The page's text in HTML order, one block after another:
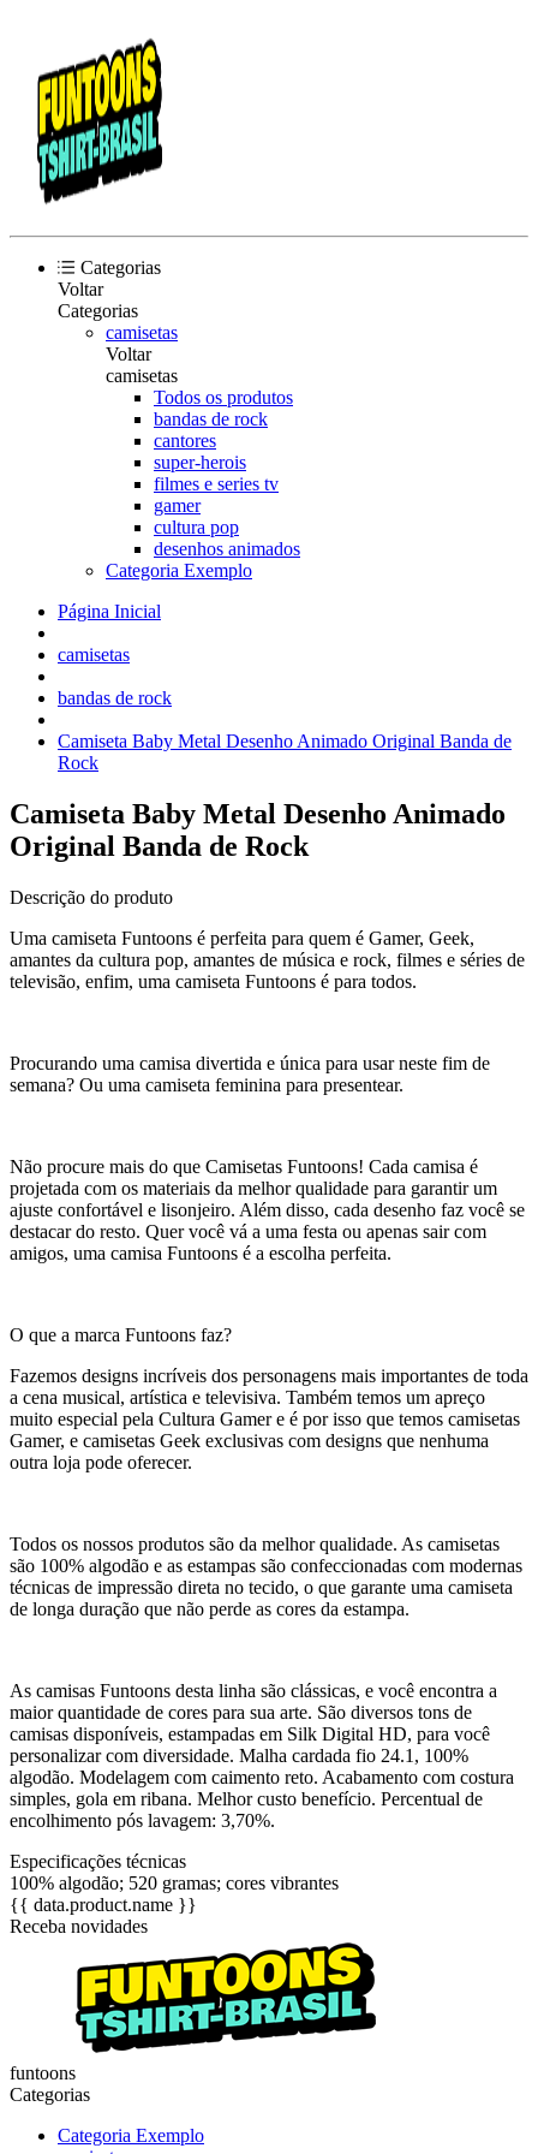
Categorias
Voltar
Categorias
camisetas
Voltar
camisetas
Todos os produtos
bandas de rock
cantores
super-herois
filmes e series tv
gamer
cultura pop
desenhos animados
Categoria Exemplo
Página Inicial
camisetas
bandas de rock
Camiseta Baby Metal Desenho Animado Original Banda de
Rock
Camiseta Baby Metal Desenho Animado
Original Banda de Rock
Descrição do produto
Uma camiseta Funtoons é perfeita para quem é Gamer, Geek,
amantes da cultura pop, amantes de música e rock, filmes e séries de
televisão, enfim, uma camiseta Funtoons é para todos.
Procurando uma camisa divertida e única para usar neste fim de
semana? Ou uma camiseta feminina para presentear.
Não procure mais do que Camisetas Funtoons! Cada camisa é
projetada com os materiais da melhor qualidade para garantir um
ajuste confortável e lisonjeiro. Além disso, cada desenho faz você se
destacar do resto. Quer você vá a uma festa ou apenas sair com
amigos, uma camisa Funtoons é a escolha perfeita.
O que a marca Funtoons faz?
Fazemos designs incríveis dos personagens mais importantes de toda
a cena musical, artística e televisiva. Também temos um apreço
muito especial pela Cultura Gamer e é por isso que temos camisetas
Gamer, e camisetas Geek exclusivas com designs que nenhuma
outra loja pode oferecer.
Todos os nossos produtos são da melhor qualidade. As camisetas
são 100% algodão e as estampas são confeccionadas com modernas
técnicas de impressão direta no tecido, o que garante uma camiseta
de longa duração que não perde as cores da estampa.
As camisas Funtoons desta linha são clássicas, e você encontra a
maior quantidade de cores para sua arte. São diversos tons de
camisas disponíveis, estampadas em Silk Digital HD, para você
personalizar com diversidade. Malha cardada fio 24.1, 100%
algodão. Modelagem com caimento reto. Acabamento com costura
simples, gola em ribana. Melhor custo benefício. Percentual de
encolhimento pós lavagem: 3,70%.
Especificações técnicas
100% algodão; 520 gramas; cores vibrantes
{{ data.product.name }}
Receba novidades
funtoons
Categorias
Categoria Exemplo